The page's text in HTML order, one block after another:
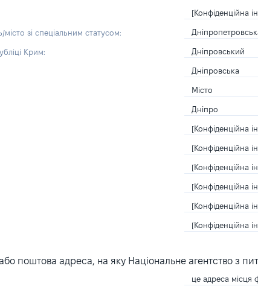
[Конфіденційна
зі спеціальним статусом:
Крим: Дніпровський
Дніпровська
Місто
Дніпро
[Конфіденційна
[Конфіденційна
[Конфіденційна
[Конфіденційна
[Конфіденційна
[Конфіденційна
поштова адреса, на яку Національне агентство з
це адреса місця